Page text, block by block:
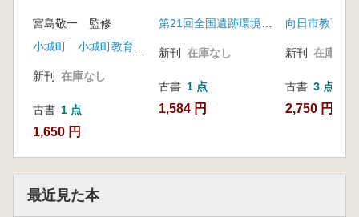
講演録
宮島敬一 監修
新刊 在庫なし
古書 1 点
1,650 円
備
新刊 在庫なし
古書 1 点
1,584 円
向日市教育委
新刊 在庫なし
古書 3 点
2,750 円~
最近見た本